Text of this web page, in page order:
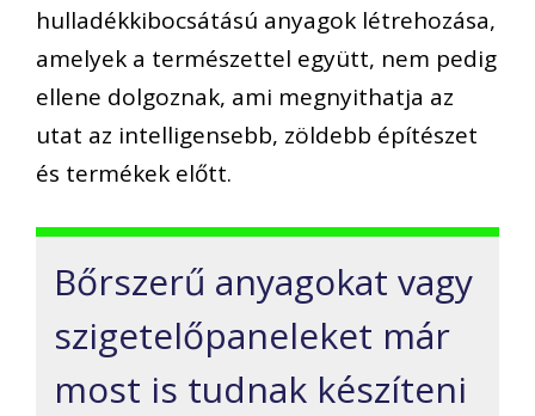
hulladékkibocsátású anyagok létrehozása,
amelyek a természettel együtt, nem pedig
ellene dolgoznak, ami megnyithatja az
utat az intelligensebb, zöldebb építészet
és termékek előtt.
Bőrszerű anyagokat vagy
szigetelőpaneleket már
most is tudnak készíteni